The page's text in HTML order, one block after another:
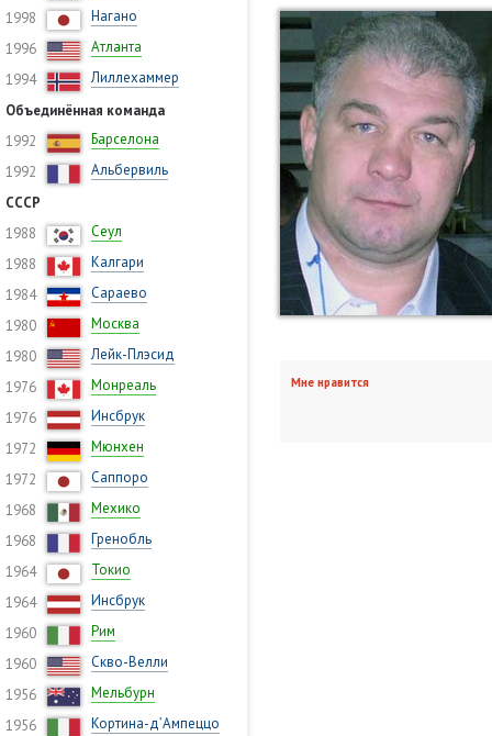
1998
Нагано
1996
Атланта
1994
Лиллехаммер
Объединённая команда
1992
Барселона
1992
Альбервиль
СССР
1988
Сеул
1988
Калгари
1984
Сараево
1980
Москва
1980
Лейк-Плэсид
1976
Монреаль
1976
Инсбрук
1972
Мюнхен
1972
Саппоро
1968
Мехико
1968
Гренобль
1964
Токио
1964
Инсбрук
1960
Рим
1960
Скво-Велли
1956
Мельбурн
1956
Кортина-д’Ампеццо
Мне нравится